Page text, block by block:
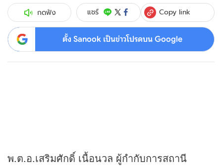
กดฟัง แชร์ Copy link
ตั้ง Sanook เป็นข่าวโปรดบน Google
พ.ต.อ.เสริมศักดิ์ เนื้อนวล ผู้กำกับการสถานี